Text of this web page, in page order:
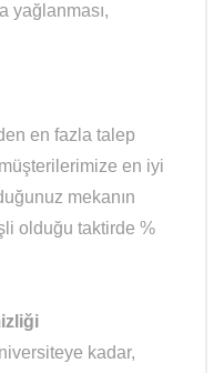
yağlanması,
en fazla talep
en iyi
mekanın
olduğu taktirde %
kadar,